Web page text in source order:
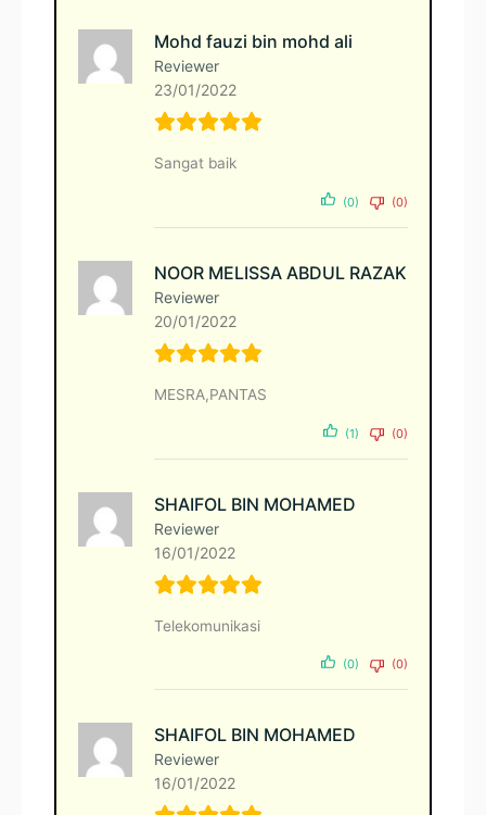
Mohd fauzi bin mohd ali
Reviewer
23/01/2022
Sangat baik
(0) (0)
NOOR MELISSA ABDUL RAZAK
Reviewer
20/01/2022
MESRA,PANTAS
(1) (0)
SHAIFOL BIN MOHAMED
Reviewer
16/01/2022
Telekomunikasi
(0) (0)
SHAIFOL BIN MOHAMED
Reviewer
16/01/2022